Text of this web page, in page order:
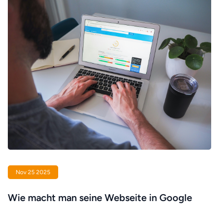
Nov 25 2025
Wie macht man seine Webseite in Google